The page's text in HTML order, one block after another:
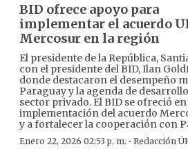
BID ofrece apoyo para
implementar el acuerdo
Mercosur en la región
El presidente de la República,
con el presidente del BID, Ilan
donde destacaron el desempeño
Paraguay y la agenda de
sector privado. El BID se ofreció
implementación del acuerdo
y a fortalecer la cooperación con
Enero 22, 2026 02:53 p. m. · Redacción